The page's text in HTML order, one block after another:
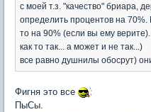
с моей т.з. "качество" бриара,
определить процентов на
то на 90% (если вы ему верите).
как то так... а может и не так...)
все равно душнилы обосрут)
Фигня это все
ПыСы.